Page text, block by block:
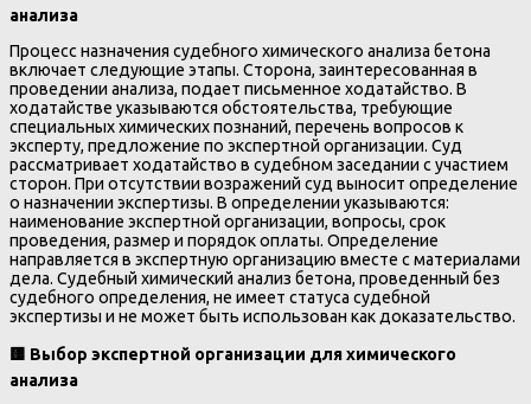
анализа
Процесс назначения судебного химического анализа бетона
включает следующие этапы. Сторона, заинтересованная в
проведении анализа, подает письменное ходатайство. В
ходатайстве указываются обстоятельства, требующие
специальных химических познаний, перечень вопросов к
эксперту, предложение по экспертной организации. Суд
рассматривает ходатайство в судебном заседании с участием
сторон. При отсутствии возражений суд выносит определение
о назначении экспертизы. В определении указываются:
наименование экспертной организации, вопросы, срок
проведения, размер и порядок оплаты. Определение
направляется в экспертную организацию вместе с материалами
дела. Судебный химический анализ бетона, проведенный без
судебного определения, не имеет статуса судебной
экспертизы и не может быть использован как доказательство.
🟨 Выбор экспертной организации для химического
анализа